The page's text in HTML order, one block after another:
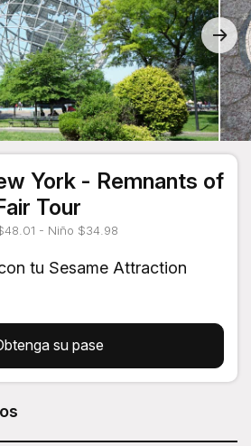
York - Remnants of
Tour
- Niño $34.98
tu Sesame Attraction
su pase